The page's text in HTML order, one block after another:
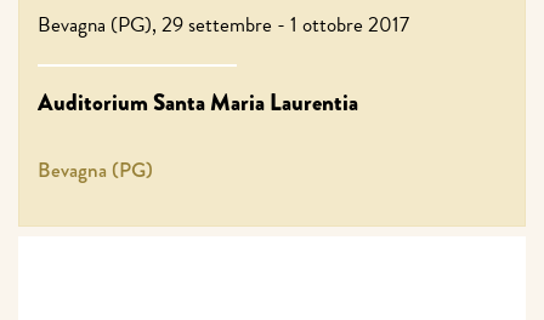
Bevagna (PG), 29 settembre - 1 ottobre 2017
Auditorium Santa Maria Laurentia
Bevagna (PG)